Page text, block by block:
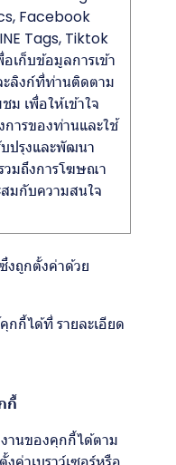
Facebook
Tags, Tiktok
อเก็บข้อมูลการเข้า
ะลิงก์ที่ท่านติดตาม
ม เพื่อให้เข้าใจ
การของท่านและใช้
ปรุงและพัฒนา
วมถึงการโฆษณา
มกับความสนใจ
งถูกตั้งค่าด้วย
คุกกี้ได้ที่รายละเอียด
กี้
านของคุกกี้ได้ตาม